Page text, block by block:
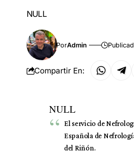
NULL
PorAdmin
Compartir En:
NULL
El servicio de
Española de
del Riñón.